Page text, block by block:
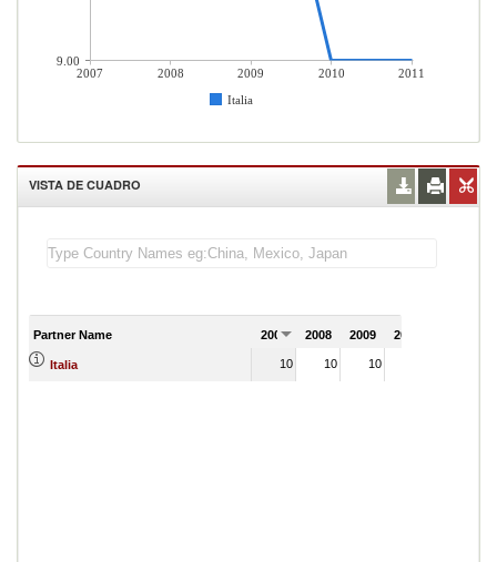
2007 2008 2009 2010
2011
Italia
9.00
VISTA DE CUADRO
Partner Name 2007 2008 2009 2010
Italia 10 10 10